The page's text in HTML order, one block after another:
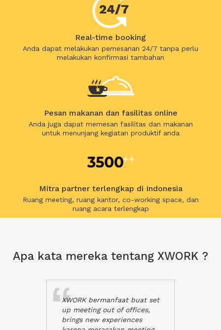
Real-time booking
Anda dapat melakukan pemesanan 24/7 tanpa perlu
melakukan konfirmasi tambahan
Pesan makanan dan fasilitas online
Anda juga dapat memesan fasilitas dan makanan
untuk menunjang kegiatan produktif anda
Mitra partner terlengkap di Indonesia
Ruang meeting, ruang kantor, co-working space, dan
ruang acara terlengkap
Apa kata mereka tentang XWORK ?
XWORK bermanfaat buat set
up meeting out of offices,
brings new experiences